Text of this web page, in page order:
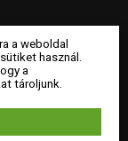
a weboldal
használ.
a
tároljunk.